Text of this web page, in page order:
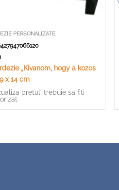
PERSONALIZATE
„Kivanom, hogy a kozos
x 14 cm
pretul, trebuie sa fiti